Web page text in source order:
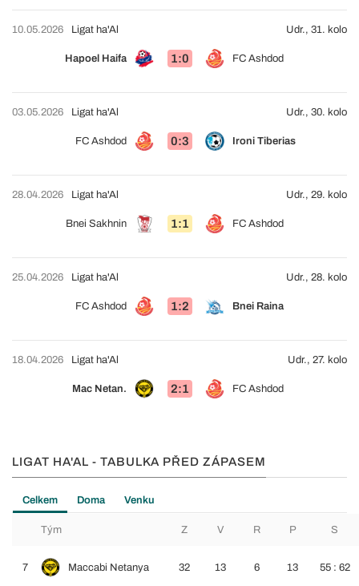
10.05.2026
Hapoel Haifa 1:0 FC Ashdod
Ligat ha'Al Udr., 31. kolo
03.05.2026
FC Ashdod 0:3 Ironi Tiberias
Ligat ha'Al Udr., 30. kolo
28.04.2026
Bnei Sakhnin 1:1 FC Ashdod
Ligat ha'Al Udr., 29. kolo
25.04.2026
FC Ashdod 1:2 Bnei Raina
Ligat ha'Al Udr., 28. kolo
18.04.2026
Mac Netan. 2:1 FC Ashdod
Ligat ha'Al Udr., 27. kolo
LIGAT HA'AL - TABULKA PŘED ZÁPASEM
Celkem Doma Venku
Tým Z V R P S
7 Maccabi Netanya 32 13 6 13 55 : 62